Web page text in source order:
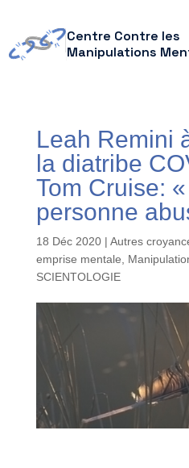
Centre Contre les
Manipulations
Leah Remini
la diatribe
Tom Cruise:
personne
18 Déc 2020| Autres
emprise mentale
SCIENTOLOGIE